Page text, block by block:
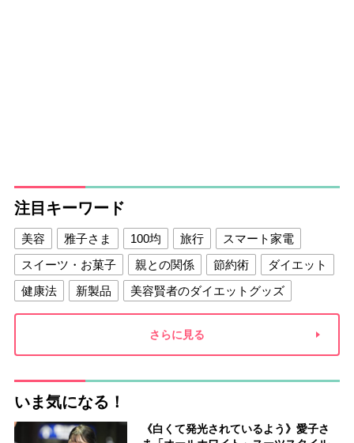
注目キーワード
美容 雅子さま 100均 旅行
スマート家電
スイーツ・お菓子
親との関係 節約術
ダイエット
健康法
新製品
美容賢者のダイエットグッズ
夫との関係
新津春子 どか食い
さらに見る
いま気になる！
《白くて発光されているよう》愛子さ